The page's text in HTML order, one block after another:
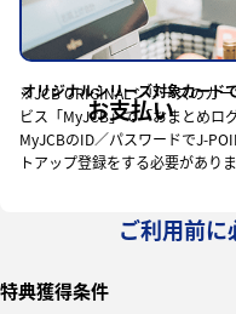
オリジナルシリーズ対象カード
お支払い
※JCB ORIGINALシリーズのカ
ビス「MyJCB」で「おまとめロ
MyJCBのID／パスワードでJ-
トアップ登録をする必要がありま
ご利用前
特典獲得条件